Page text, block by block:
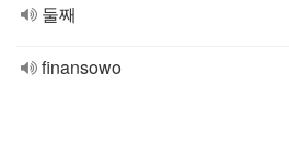
둘째
finansowo